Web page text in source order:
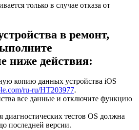
только в случае отказа от
в ремонт,
ниже действия:
копию данных устройства iOS
ru-ru/HT203977.
все данные и отключите функцию
диагностических тестов OS должна
последней версии.